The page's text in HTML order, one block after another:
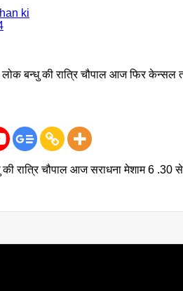
ki
चौपाल आज सराधना मेशाम 6 .30 से